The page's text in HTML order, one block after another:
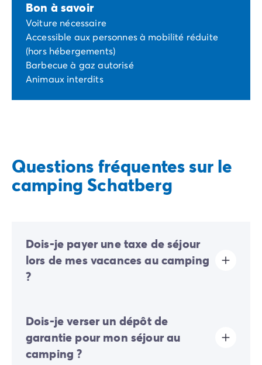
Bon à savoir
Voiture nécessaire
Accessible aux personnes à mobilité réduite
(hors hébergements)
Barbecue à gaz autorisé
Animaux interdits
Questions fréquentes sur le
camping Schatberg
Dois-je payer une taxe de séjour
lors de mes vacances au camping
?
sites touristiques. Il vous faudra donc l’acquitter lors
de votre enregistrement en ligne ou une fois sur place.
Dois-je verser un dépôt de
garantie pour mon séjour au
camping ?